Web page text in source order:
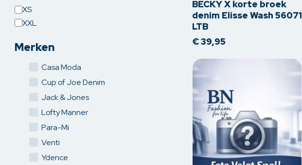
XS
XXL
Merken
Casa Moda
Cup of Joe Denim
Jack & Jones
Lofty Manner
Para-Mi
Venti
Ydence
meerdere
variaties.
Deze
optie
gekozen
worden
op
de
productpagina
BECKY X korte broek
denim Elisse Wash 56071
LTB
€39,95